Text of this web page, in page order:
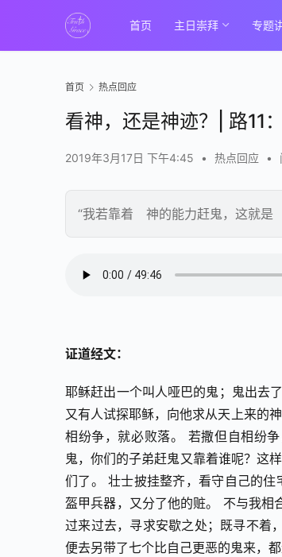
首页 主日崇拜 专题
首页 热点回应
看神，还是神迹？| 路11
2019年3月17日 下午4:45 • 热点回应 •
“我若靠着 神的能力赶鬼，这就是
证道经文：
耶稣赶出一个叫人哑巴的鬼；鬼出去
又有人试探耶稣，向他求从天上来的
相纷争，就必败落。 若撒但自相纷
鬼，你们的子弟赶鬼又靠着谁呢？这
们了。 壮士披挂整齐，看守自己的
盔甲兵器，又分了他的赃。 不与我相
过来过去，寻求安歇之处；既寻不着
便去另带了七个比自己更恶的鬼来，